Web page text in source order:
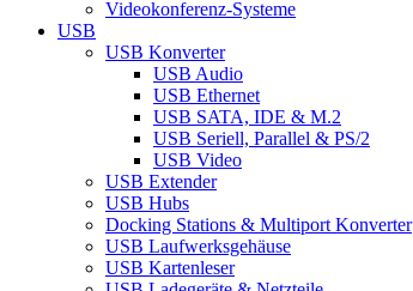
Videokonferenz-Systeme
USB
USB Konverter
USB Audio
USB Ethernet
USB SATA, IDE & M.2
USB Seriell, Parallel & PS/2
USB Video
USB Extender
USB Hubs
Docking Stations & Multiport Konverter
USB Laufwerksgehäuse
USB Kartenleser